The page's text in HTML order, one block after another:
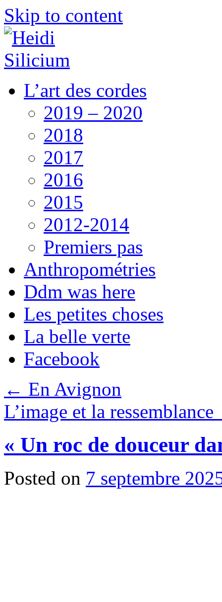
Skip to content
L’art des cordes
2019 – 2020
2018
2017
2016
2015
2012-2014
Premiers pas
Anthropométries
Ddm was here
Les petites choses
La belle verte
Facebook
← En Avignon
L’image et la ressemblance
« Un roc de douceur
Posted on 7 septembre